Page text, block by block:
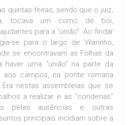
quintas-feiras, sendo que o juiz,
tocava um corno de boi,
para a “união”. Ao findar
se para o largo de Vilarinho,
se encontravam as Folhas da
haver uma “união” na parte da
aos campos, na ponte romana
nestas assembleias que se
a realizar e as “condenas”
pelas ausências e outras
principais incidiam sobre a